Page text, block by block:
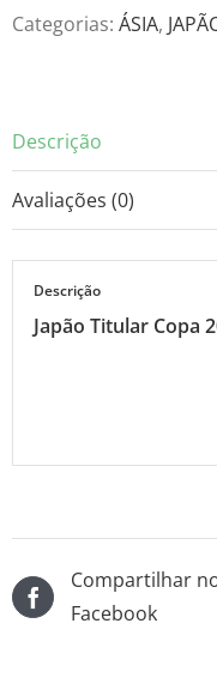
2022
Categorias: ÁSIA,
Descrição
Avaliações (0)
Descrição
Japão Titular Copa
Compartilhar
Facebook